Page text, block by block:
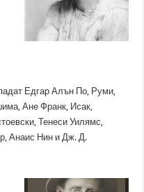
Едгар Алън По, Руми,
Ане Франк, Исак,
Тенеси Уилямс,
Анаис Нин и Дж. Д.